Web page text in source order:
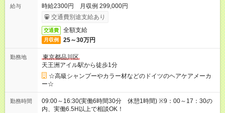
給与
時給2300円 月収例 299,000円
交通費別途支給あり
交通費 全額支給
月収例 25～30万円
勤務地
東京都品川区
天王洲アイル駅から徒歩1分
☆高級シャンプーやカラー材などのドイツのヘアケアメーカ
ー☆
勤務時間
09:00～16:30(実働6時間30分 休憩1時間) ※9：00～17：30の
内、実働6.5H以上で相談OK！